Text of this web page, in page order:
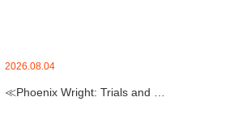
2026.08.04
≪Phoenix Wright: Trials and …